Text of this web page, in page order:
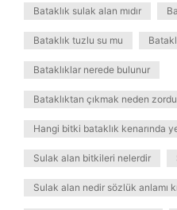
Bataklık sulak alan mıdır
Bataklık tuzlu su mu
Bataklıklar nerede bulunur
Bataklıktan çıkmak neden
Hangi bitki bataklık kenarında
Sulak alan bitkileri nelerdir
Sulak alan nedir sözlük anlamı